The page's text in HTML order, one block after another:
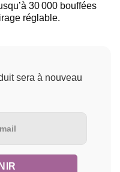
30 000 bouffées
réglable.
sera à nouveau